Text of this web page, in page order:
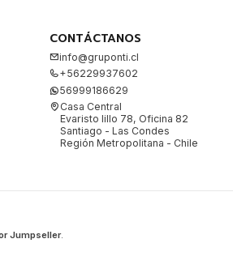
CONTÁCTANOS
info@gruponti.cl
+56229937602
56999186629
Casa Central
Evaristo lillo 78, Oficina 82
Santiago - Las Condes
Región Metropolitana - Chile
Jumpseller.